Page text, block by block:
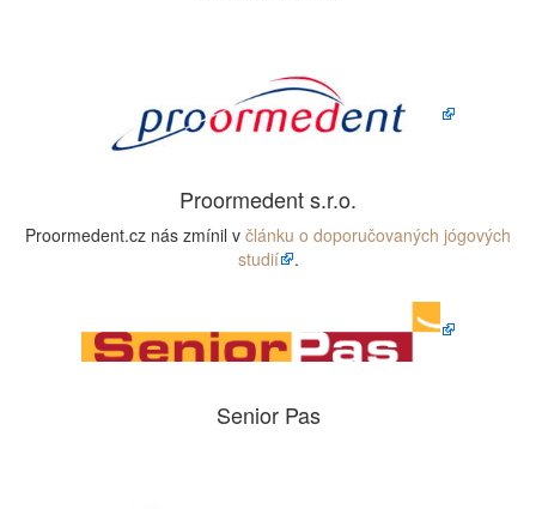
Proormedent s.r.o.
Proormedent.cz nás zmínil v článku o doporučovaných jógových
studií
.
Senior Pas